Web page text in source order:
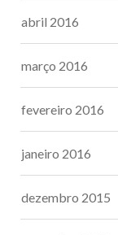
abril 2016
março 2016
fevereiro 2016
janeiro 2016
dezembro 2015